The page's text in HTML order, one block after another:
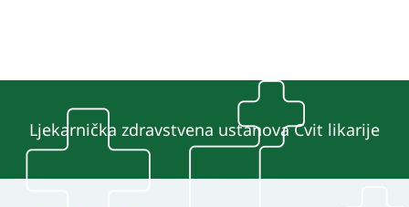
Ljekarnička zdravstvena ustanova Cvit likarije